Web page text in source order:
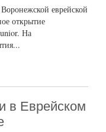
еврейской
открытие
На
в Еврейском